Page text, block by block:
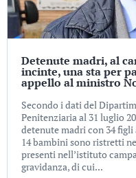
Detenute madri, al
incinte, una sta per
appello al ministro
Secondo i dati del
Penitenziaria al 31 luglio
detenute madri con 34 figli
14 bambini sono ristretti
presenti nell’istituto
gravidanza, di cui...